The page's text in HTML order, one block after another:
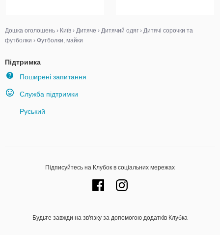
Дошка оголошень › Київ › Дитяче › Дитячий одяг › Дитячі сорочки та
футболки › Футболки, майки
Підтримка
Поширені запитання
Служба підтримки
Руський
Підписуйтесь на Клубок в соціальних мережах
Будьте завжди на зв'язку за допомогою додатків Клубка